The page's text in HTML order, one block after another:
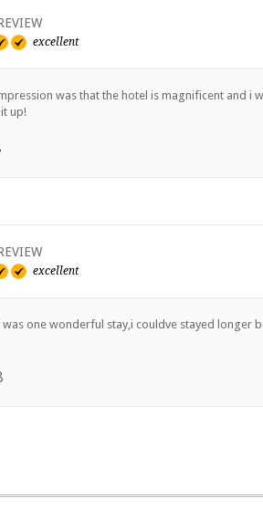
Ausrüstung
(hausintern)
(inhouse)
Wi-Fi
excellent
was that the hotel is magnificent and
up!
excellent
was one wonderful stay,i couldve stayed longer